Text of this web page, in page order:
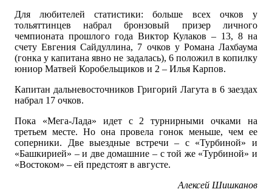
Для любителей статистики: больше всех очков у
тольяттинцев набрал бронзовый призер личного
чемпионата прошлого года Виктор Кулаков – 13, 8 на
счету Евгения Сайдуллина, 7 очков у Романа Лахбаума
(гонка у капитана явно не задалась), 6 положил в копилку
юниор Матвей Коробельщиков и 2 – Илья Карпов.
Капитан дальневосточников Григорий Лагута в 6 заездах
набрал 17 очков.
Пока «Мега-Лада» идет с 2 турнирными очками на
третьем месте. Но она провела гонок меньше, чем ее
соперники. Две выездные встречи – с «Турбиной» и
«Башкирией» – и две домашние – с той же «Турбиной» и
«Востоком» – ей предстоят в августе.
Алексей Шишканов